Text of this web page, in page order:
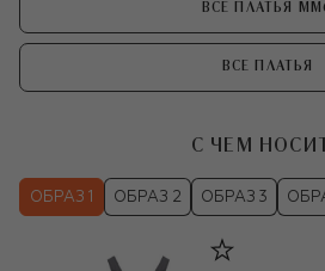
ВСЕ ПЛАТЬЯ
ВСЕ ПЛАТЬЯ
С ЧЕМ
ОБРАЗ 1 ОБРАЗ 2 ОБРАЗ 3